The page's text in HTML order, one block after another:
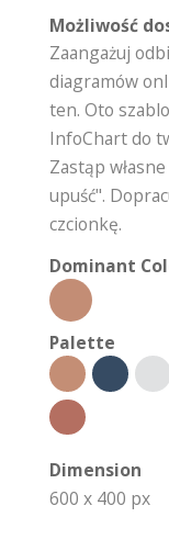
Możliwość
Zaangażuj
diagramów
ten. Oto
InfoChart do
Zastąp
upuść".
czcionkę.
Dominant
Palette
Dimension
600 x 400 px